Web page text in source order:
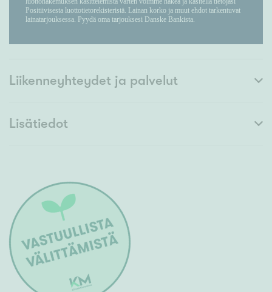
Liikenneyhteydet ja palvelut
Lisätiedot